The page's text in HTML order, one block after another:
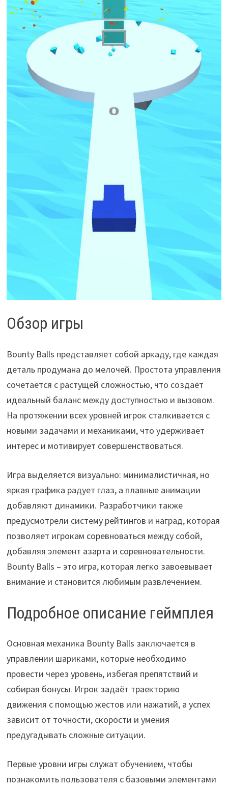
Обзор игры
Bounty Balls представляет собой аркаду, где каждая
деталь продумана до мелочей. Простота управления
сочетается с растущей сложностью, что создаёт
идеальный баланс между доступностью и вызовом.
На протяжении всех уровней игрок сталкивается с
новыми задачами и механиками, что удерживает
интерес и мотивирует совершенствоваться.
Игра выделяется визуально: минималистичная, но
яркая графика радует глаз, а плавные анимации
добавляют динамики. Разработчики также
предусмотрели систему рейтингов и наград, которая
позволяет игрокам соревноваться между собой,
добавляя элемент азарта и соревновательности.
Bounty Balls – это игра, которая легко завоевывает
внимание и становится любимым развлечением.
Подробное описание геймплея
Основная механика Bounty Balls заключается в
управлении шариками, которые необходимо
провести через уровень, избегая препятствий и
собирая бонусы. Игрок задаёт траекторию
движения с помощью жестов или нажатий, а успех
зависит от точности, скорости и умения
предугадывать сложные ситуации.
Первые уровни игры служат обучением, чтобы
познакомить пользователя с базовыми элементами